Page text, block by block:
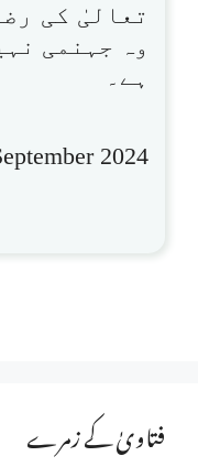
تعالیٰ کی
وہ جہنمی
ہے۔
2024
فتاویٰ کے زمرے